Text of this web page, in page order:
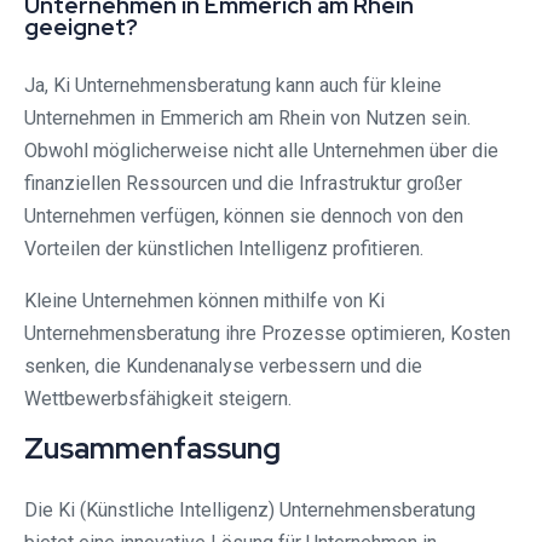
geeignet?
Ja, Ki Unternehmensberatung kann auch für kleine
Unternehmen in Emmerich am Rhein von Nutzen sein.
Obwohl möglicherweise nicht alle Unternehmen über die
finanziellen Ressourcen und die Infrastruktur großer
Unternehmen verfügen, können sie dennoch von den
Vorteilen der künstlichen Intelligenz profitieren.
Kleine Unternehmen können mithilfe von Ki
Unternehmensberatung ihre Prozesse optimieren, Kosten
senken, die Kundenanalyse verbessern und die
Wettbewerbsfähigkeit steigern.
Zusammenfassung
Die Ki (Künstliche Intelligenz) Unternehmensberatung